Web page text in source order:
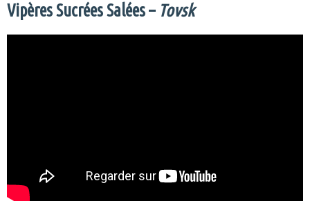
Vipères Sucrées Salées – Tovsk